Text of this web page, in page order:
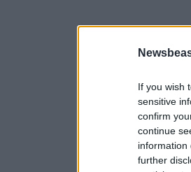
If you wish
sensitive
confirm
continue
information
further